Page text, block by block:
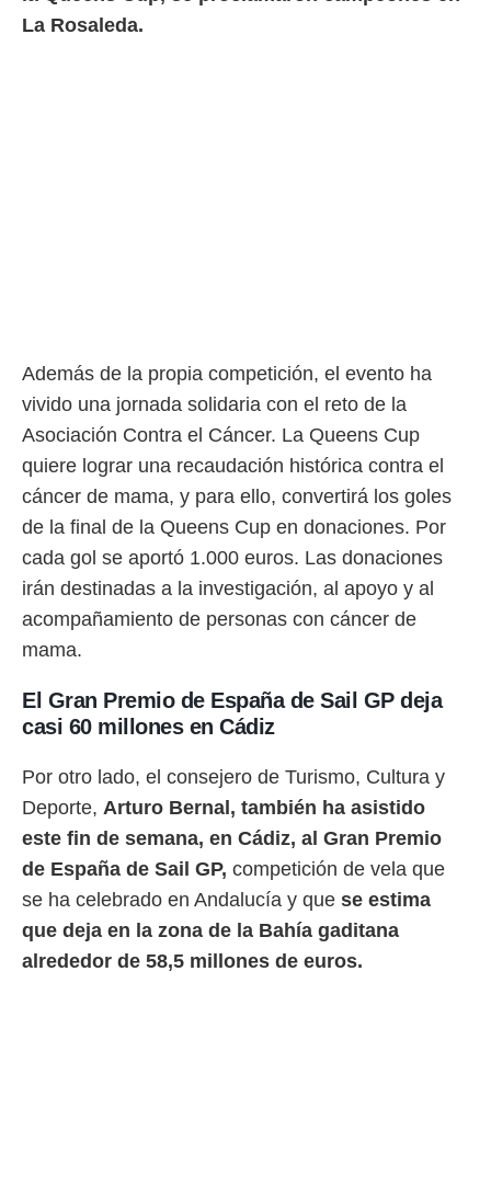
La Rosaleda.
Además de la propia competición, el evento ha
vivido una jornada solidaria con el reto de la
Asociación Contra el Cáncer. La Queens Cup
quiere lograr una recaudación histórica contra el
cáncer de mama, y para ello, convertirá los goles
de la final de la Queens Cup en donaciones. Por
cada gol se aportó 1.000 euros. Las donaciones
irán destinadas a la investigación, al apoyo y al
acompañamiento de personas con cáncer de
mama.
El Gran Premio de España de Sail GP deja
casi 60 millones en Cádiz
Por otro lado, el consejero de Turismo, Cultura y
Deporte, Arturo Bernal, también ha asistido
este fin de semana, en Cádiz, al Gran Premio
de España de Sail GP, competición de vela que
se ha celebrado en Andalucía y que se estima
que deja en la zona de la Bahía gaditana
alrededor de 58,5 millones de euros.